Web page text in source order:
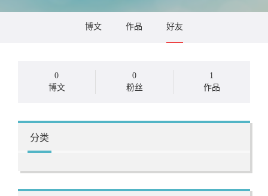
博文 作品 好友
0
博文
0
粉丝
1
作品
分类